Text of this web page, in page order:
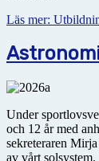
Läs mer:
Under
och 12 år med
sekreteraren
av vårt solsystem.